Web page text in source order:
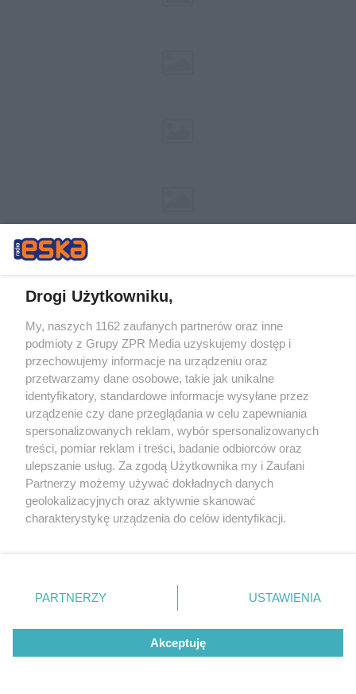
Żaden utwór zamieszczony w serwisie nie może być powielany i
rozpowszechniany lub dalej rozpowszechniany w jakikolwiek sposób (w
tym także elektroniczny lub mechaniczny) na jakimkolwiek polu
eksploatacji w jakiejkolwiek formie, włącznie z umieszczaniem w
Internecie bez pisemnej zgody właściciela praw. Jakiekolwiek użycie lub
wykorzystanie utworów w całości lub w części z naruszeniem prawa,
tzn. bez właściwej zgody, jest zabronione pod groźbą kary i może być
ścigane prawnie.
© 2026 Grupa ZPR Media
Drogi Użytkowniku,
My, naszych 1162 zaufanych partnerów oraz inne
podmioty z Grupy ZPR Media uzyskujemy dostęp i
przechowujemy informacje na urządzeniu oraz
przetwarzamy dane osobowe, takie jak unikalne
identyfikatory, standardowe informacje wysyłane przez
urządzenie czy dane przeglądania w celu zapewniania
spersonalizowanych reklam, wybór spersonalizowanych
treści, pomiar reklam i treści, badanie odbiorców oraz
ulepszanie usług. Za zgodą Użytkownika my i Zaufani
Partnerzy możemy używać dokładnych danych
geolokalizacyjnych oraz aktywnie skanować
charakterystykę urządzenia do celów identyfikacji.
zmienić/wycofać klikając przycisk ustawień prywatności
znajdujący się w lewym dolnym rogu strony
rodzaje przetwarzania danych nie wymagają zgody
użytkownika, ale masz prawo sprzeciwić się takiemu
przetwarzaniu. Preferencje będą miały zastosowanie tylko
PARTNERZY USTAWIENIA
Akceptuję